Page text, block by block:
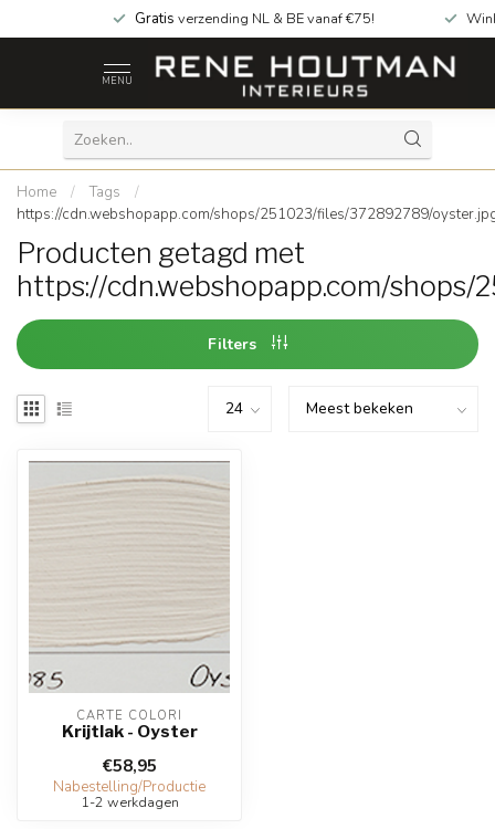
Gratis verzending NL & BE vanaf €75!
MENU
Home / Tags
/
https://cdn.webshopapp.com/shops/251023/files/372892789/
Producten getagd met
https://cdn.webshopapp.com/
Filters
CARTE COLORI
Krijtlak - Oyster
€58,95
Nabestelling/Productie
1-2 werkdagen